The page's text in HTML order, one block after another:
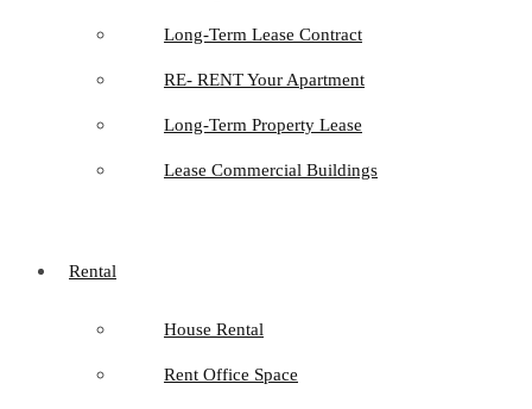
Long-Term Lease Contract
RE- RENT Your Apartment
Long-Term Property Lease
Lease Commercial Buildings
Rental
House Rental
Rent Office Space